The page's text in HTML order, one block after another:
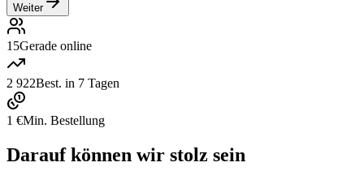
Weiter
15Gerade online
2 922Best. in 7 Tagen
1 €Min. Bestellung
Darauf können wir stolz sein